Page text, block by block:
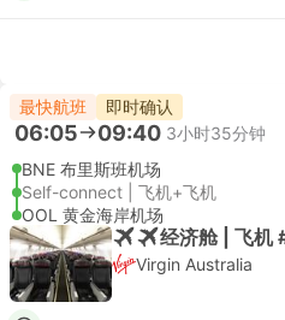
最快航班 即时确认
06:05 09:40 3小时35分钟
BNE 布里斯班机场
Self-connect | 飞机+飞机
OOL 黄金海岸机场
经济舱 | 飞机
Virgin Australia